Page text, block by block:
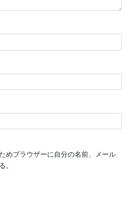
めブラウザーに自分の名前、メール
。